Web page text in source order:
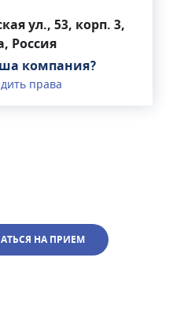
ул., 53, корп. 3,
Россия
компания?
права
НА ПРИЕМ